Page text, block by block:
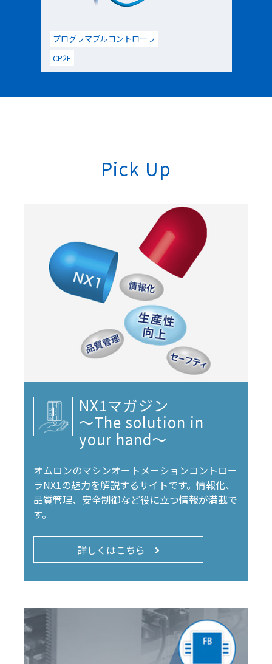
プログラマブルコントローラ
CP2E
Pick Up
NX1マガジン
～The solution in
your hand～
オムロンのマシンオートメーションコントロー
ラNX1の魅力を解説するサイトです。情報化、
品質管理、安全制御など役に立つ情報が満載で
す。
詳しくはこちら